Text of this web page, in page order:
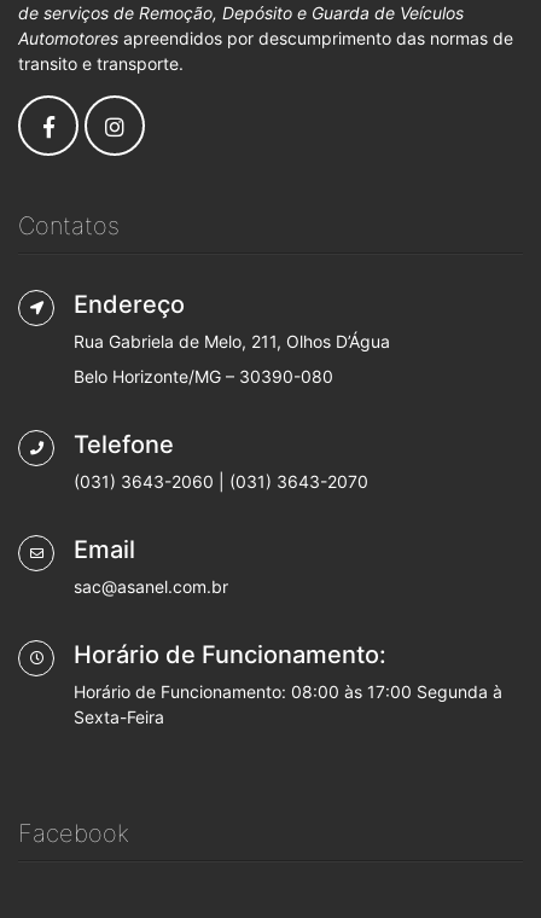
de serviços de Remoção, Depósito e Guarda de Veículos
Automotores apreendidos por descumprimento das normas de
transito e transporte.
Contatos
Endereço
Rua Gabriela de Melo, 211, Olhos D’Água
Belo Horizonte/MG – 30390-080
Telefone
(031) 3643-2060 | (031) 3643-2070
Email
sac@asanel.com.br
Horário de Funcionamento:
Horário de Funcionamento: 08:00 às 17:00 Segunda à
Sexta-Feira
Facebook